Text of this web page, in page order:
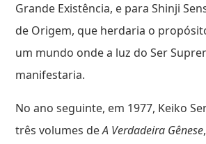
Grande Existência, e para Shinji
de Origem, que herdaria o
um mundo onde a luz do Ser
manifestaria.
No ano seguinte, em 1977, Keiko
três volumes deA Verdadeira Gênese